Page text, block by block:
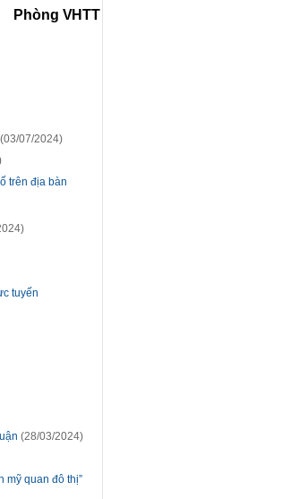
Phòng VHTT
(03/07/2024)
trên địa bàn
tuyến
(28/03/2024)
mỹ quan đô thị”